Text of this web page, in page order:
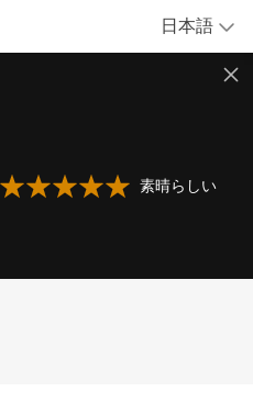
日本語
素晴らしい